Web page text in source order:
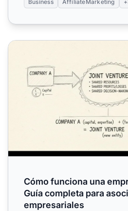
Business AffiliateMarketing
Cómo funciona una empresa
Cómo funciona una
Guía completa para
empresariales